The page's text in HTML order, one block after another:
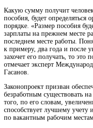
Какую сумму получит
пособия, будет
порядке. «Размер пособия
зарплаты на прежнем месте
последнем месте работы.
к примеру, два года и после
захочет его получать, то
отмечает эксперт
Гасанов.
Законопроект призван
безработным существовать
того, по его словам,
способствует лучшему учету
по вакантным рабочим